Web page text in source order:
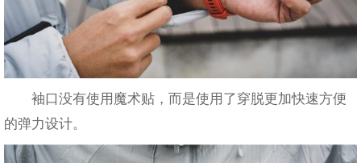
袖口没有使用魔术贴，而是使用了穿脱更加快速方便
的弹力设计。